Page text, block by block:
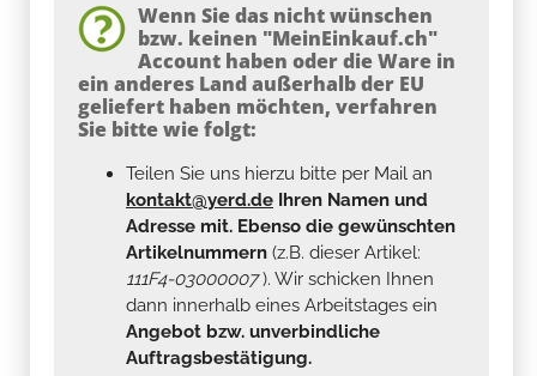
Wenn Sie das nicht wünschen
bzw. keinen "MeinEinkauf.ch"
Account haben oder die Ware in
ein anderes Land außerhalb der EU
geliefert haben möchten, verfahren
Sie bitte wie folgt:
Teilen Sie uns hierzu bitte per Mail an
kontakt@yerd.de Ihren Namen und
Adresse mit. Ebenso die gewünschten
Artikelnummern (z.B. dieser Artikel:
111F4-03000007). Wir schicken Ihnen
dann innerhalb eines Arbeitstages ein
Angebot bzw. unverbindliche
Auftragsbestätigung.